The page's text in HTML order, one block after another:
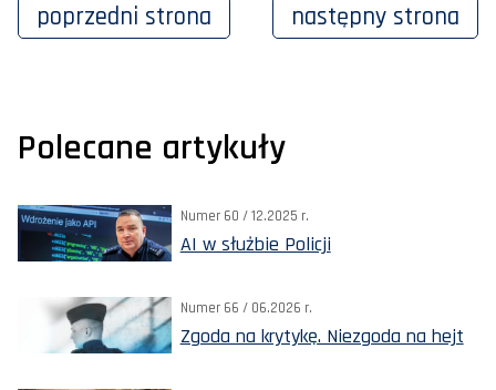
poprzedni strona następny strona
Polecane artykuły
Numer 60 / 12.2025 r.
AI w służbie Policji
Numer 66 / 06.2026 r.
Zgoda na krytykę. Niezgoda na hejt